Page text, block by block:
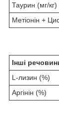
Таурин (мг/кг)
Метіонін +
Інші
L-лизин (%)
Аргінін (%)